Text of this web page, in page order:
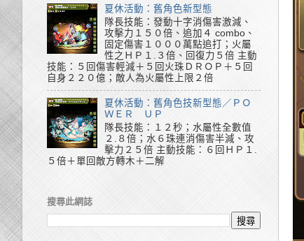
夏休活動：舊角色新型態
隊長技能：發動十字消傷害激減、
攻擊力１５０倍、追加４ combo、
固定傷害１０００萬點追打；火屬
性之ＨＰ１.３倍、回復力５倍 主動
技能：５回傷害輕減＋５回火珠ＤＲＯＰ＋５回
自身２２０億；敵人為火屬性上限２倍
夏休活動：舊角色技新型態／ＰＯ
ＷＥＲ ＵＰ
隊長技能：１２秒；水屬性全數值
２.８倍；水６珠連消傷害半減、攻
擊力２５倍 主動技能：６回ＨＰ１.
５倍＋單回敵方轉木＋二解
搜尋此網誌